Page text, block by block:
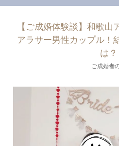
【ご成婚体験談】和歌山
アラサー男性カップル！
は？
ご成婚者